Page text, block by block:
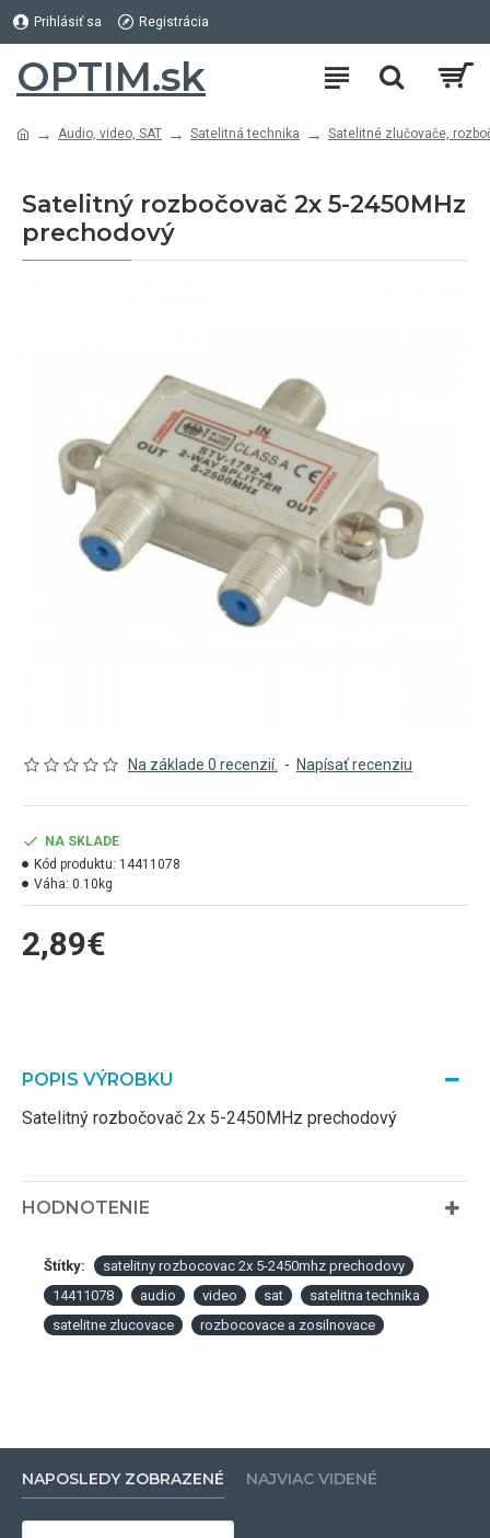
Prihlásiť sa Registrácia
OPTIM.sk
Audio, video, SAT Satelitná technika Satelitné zlučovače,
Satelitný rozbočovač 2x 5-2450MHz
prechodový
Na základe 0 recenzií. - Napísať recenziu
2,89€
NA SKLADE
Kód produktu: 14411078
Váha: 0.10kg
POPIS VÝROBKU
Satelitný rozbočovač 2x 5-2450MHz prechodový
HODNOTENIE
Štítky:
satelitny rozbocovac 2x 5-2450mhz prechodovy
14411078
audio video sat
satelitna technika
satelitne zlucovace
rozbocovace a zosilnovace
NAPOSLEDY ZOBRAZENÉ NAJVIAC VIDENÉ